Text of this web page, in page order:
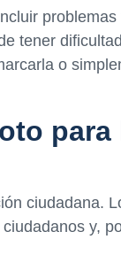
tener
o
para
ciudadana.
y,